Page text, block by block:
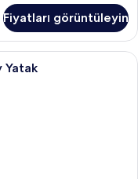
Fiyatları görüntüleyin
takımı, minibar, odada
Yatak